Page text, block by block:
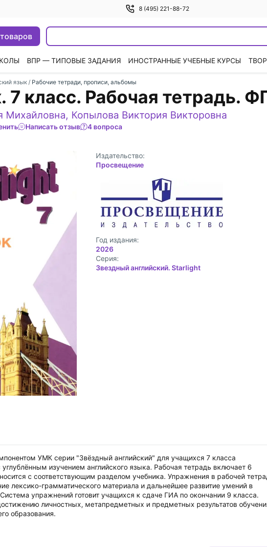
8 (495) 221-88-72
ВПР — ТИПОВЫЕ ЗАДАНИЯ ИНОСТРАННЫЕ УЧЕБНЫЕ КУРСЫ
язык / Рабочие тетради, прописи, альбомы
7 класс. Рабочая тетрадь.
Михайловна, Копылова Виктория Викторовна
Написать отзыв 4 вопроса
Издательство:
Просвещение
Год издания:
2026
Cерия:
Звездный английский. Starlight
УМК серии "Звёздный английский" для учащихся 7 класса
изучением английского языка. Рабочая тетрадь включает 6
с соответствующим разделом учебника. Упражнения в рабочей
лексико-грамматического материала и дальнейшее развитие умений в
упражнений готовит учащихся к сдаче ГИА по окончании 9 класса.
личностных, метапредметных и предметных результатов
образования.